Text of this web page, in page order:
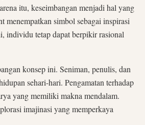
itu, keseimbangan menjadi hal yang
menempatkan simbol sebagai inspirasi
individu tetap dapat berpikir rasional
konsep ini. Seniman, penulis, dan
sehari-hari. Pengamatan terhadap
yang memiliki makna mendalam.
imajinasi yang memperkaya